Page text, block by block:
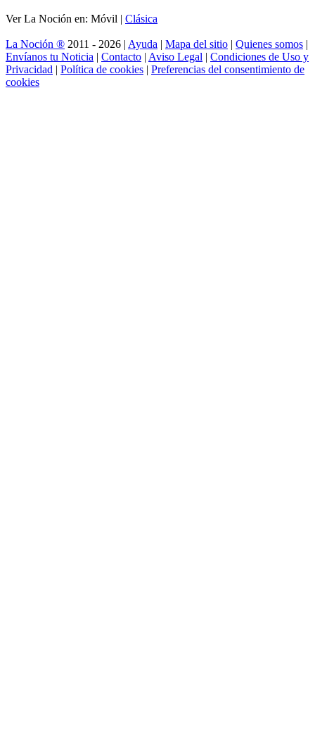
Ver La Noción en: Móvil | Clásica
La Noción ® 2011 - 2026 | Ayuda | Mapa del sitio | Quienes somos |
Envíanos tu Noticia | Contacto | Aviso Legal | Condiciones de Uso y
Privacidad | Política de cookies | Preferencias del consentimiento de
cookies